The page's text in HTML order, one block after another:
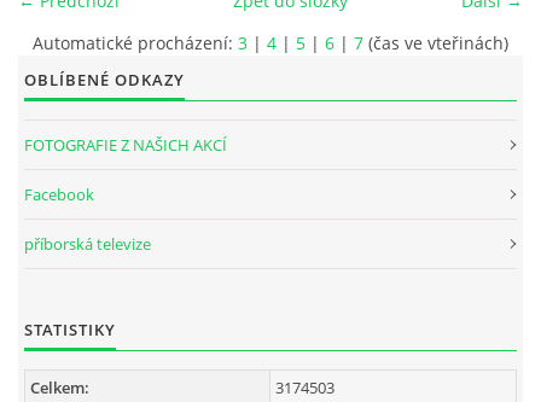
Automatické procházení: 3 | 4 | 5 | 6 | 7 (čas ve vteřinách)
OBLÍBENÉ ODKAZY
FOTOGRAFIE Z NAŠICH AKCÍ
Facebook
příborská televize
STATISTIKY
Celkem: 3174503